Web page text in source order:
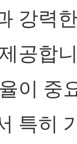
강력
공합
이 중
특히